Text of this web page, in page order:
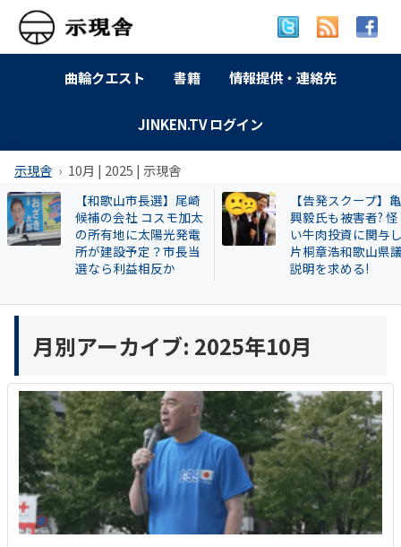
曲輪クエスト 書籍 情報提供・連絡先
JINKEN.TV ログイン
示現舎 10月 | 2025 | 示現舎
【和歌山市長選】尾崎
候補の会社 コスモ加太
の所有地に太陽光発電
所が建設予定？市長当
選なら利益相反か
【告発スクープ】
興毅氏も被害者?
い牛肉投資に関与
片桐章浩和歌山県
説明を求める!
月別アーカイブ: 2025年10月